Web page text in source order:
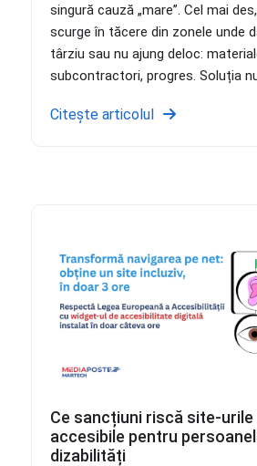
singură cauză „mare”. Cel mai
scurge în tăcere din zonele unde
târziu sau nu ajung deloc:
subcontractori, progres. Soluția
Citește articolul
Ce sancțiuni riscă site-urile
accesibile pentru
dizabilități